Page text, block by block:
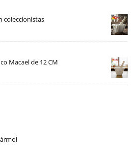
coleccionistas
Macael de 12 CM